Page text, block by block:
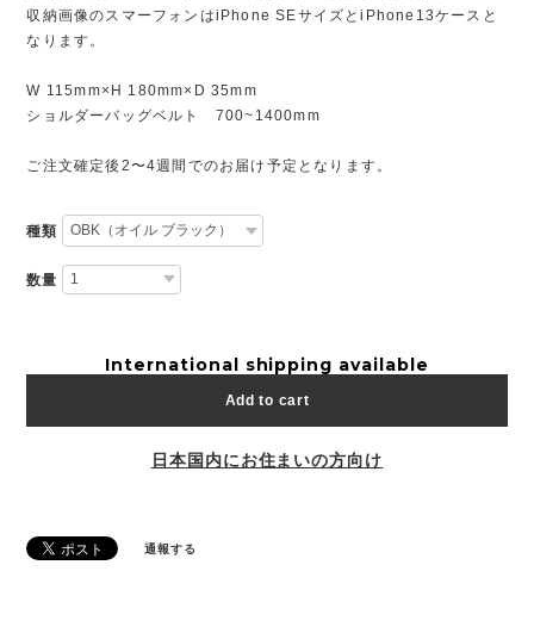
収納画像のスマーフォンはiPhone SEサイズとiPhone13ケースと
なります。
W 115mm×H 180mm×D 35mm
ショルダーバッグベルト 700~1400mm
ご注文確定後2〜4週間でのお届け予定となります。
種類
数量
International shipping available
Add to cart
日本国内にお住まいの方向け
通報する